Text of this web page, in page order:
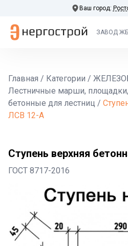
Ваш город:
ЗАВОД
Главная / Категории /
Лестничные марши, площадки,
бетонные для лестниц /
ЛСВ 12-А
Ступень верхняя
ГОСТ 8717-2016